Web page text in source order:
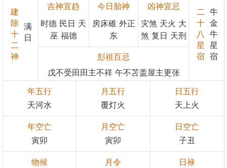
建
除
十
二
神
满
日
吉神宜趋
时德 民日 天
巫 福德
今日胎神
房床碓 外正
东
凶神宜忌
灾煞 天火 大
煞 复日 天刑
彭祖百忌
戊不受田田主不祥 午不苫盖屋主更张
二
十
八
星
宿
牛
金
牛
星
宿
年五行
天河水
月五行
覆灯火
日五行
天上火
年空亡
寅卯
月空亡
寅卯
日空亡
子丑
物候
月令
日禄